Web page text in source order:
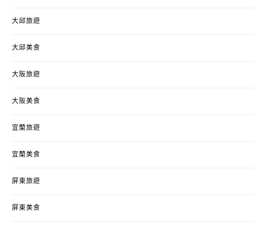
大邱旅遊
大邱美食
大阪旅遊
大阪美食
宜蘭旅遊
宜蘭美食
屏東旅遊
屏東美食